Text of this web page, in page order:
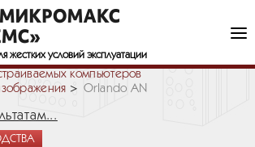
жестких условий эксплуатации
компьютеров
Orlando AN